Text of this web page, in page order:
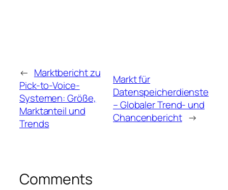
← Marktbericht zu
Pick-to-Voice-
Systemen: Größe,
Marktanteil und
Trends
Markt für
Datenspeicherdienste
– Globaler Trend- und
Chancenbericht →
Comments